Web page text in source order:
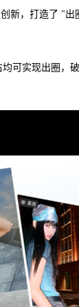
创新，打造了 "
可实现出圈，